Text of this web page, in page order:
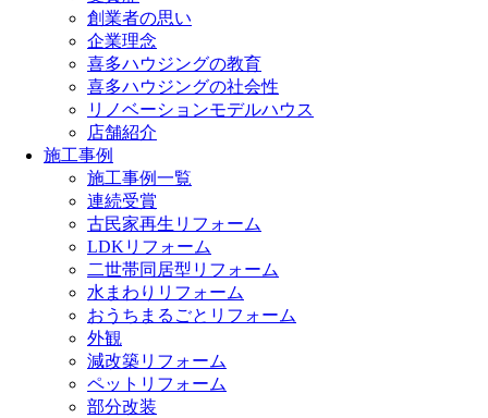
創業者の思い
企業理念
喜多ハウジングの教育
喜多ハウジングの社会性
リノベーションモデルハウス
店舗紹介
施工事例
施工事例一覧
連続受賞
古民家再生リフォーム
LDKリフォーム
二世帯同居型リフォーム
水まわりリフォーム
おうちまるごとリフォーム
外観
減改築リフォーム
ペットリフォーム
部分改装